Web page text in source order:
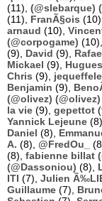
(11), (@slebarque)
(11), FranÃ§ois (10),
arnaud (10),
(@corpogame) (10),
(9), David (9),
Mickael (9), Hugues
Chris (9),
Benjamin (9),
(@olivez) (@olivez)
la vie (9), gepettot
Yannick Lejeune (8),
Daniel (8),
A. (8), @FredOu_
(8), fabienne billat
(@Dassoniou) (8),
ITI (7), Julien
Guillaume (7),